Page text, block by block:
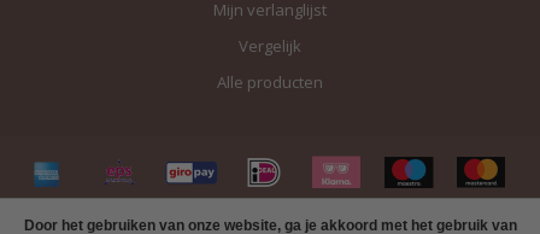
Door het gebruiken van onze website, ga je akkoord met het gebruik van
Mijn verlanglijst
Vergelijk
Alle producten